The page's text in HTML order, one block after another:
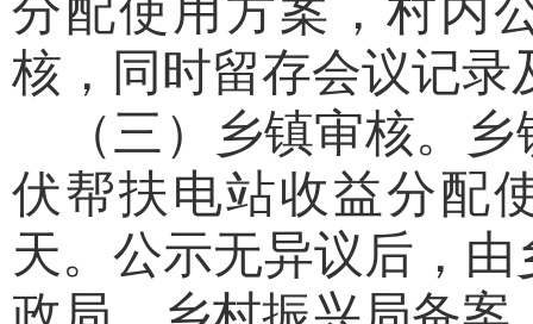
分配使用方案，村内
核，同时留存会议记录
（三）乡镇审核。
伏帮扶电站收益分配
天。公示无异议后，